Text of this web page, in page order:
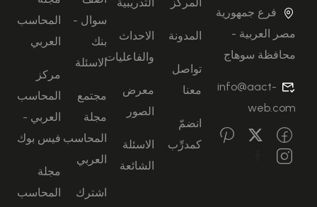
فرع جمهورية
مصر العربية -
محافظة سوهاج
info@aact-
web.com
المدونة
تواصل
معنا
انضمّ
كمدرِّب
الاحداث
والفاعليات
معرض
الصور
الاسئلة
الشائعة
سوال -
بنك
الاسئلة
مجتمع
مجلة
المحاسب
العربي
اشترك
المحاسب
العربي
مركز
المحاسب
العربي -
فيس بوك
مجلة
المحاسب